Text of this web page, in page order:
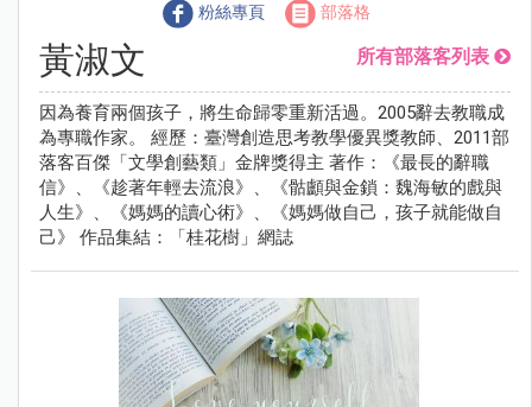
粉絲專頁 部落格
黃淑文 所有部落客列表
因為養育兩個孩子，將生命歸零重新活過。2005辭去教職成
為專職作家。 經歷：臺灣創造思考教學優異獎教師、2011部
落客百傑「文學創藝類」金牌獎得主 著作：《最長的辭職
信》、《趁著年輕去流浪》、《骷顱與金鎖：魏海敏的戲與
人生》、《媽媽的讀心術》、《媽媽做自己，孩子就能做自
己》 作品集結：「桂花樹」網誌